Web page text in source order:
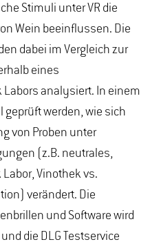
Stimuli unter VR die
Wein beeinflussen. Die
dabei im Vergleich zur
eines
analysiert. In einem
werden, wie sich
von Proben unter
(z.B. neutrales,
Vinothek vs.
verändert. Die
und Software wird
die DLG Testservice